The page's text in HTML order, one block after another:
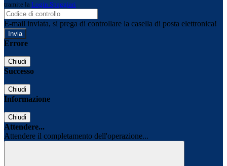
tramite la Login Spaggiari
E-mail inviata, si prega di controllare la casella di posta elettronica!
Errore
Chiudi
Successo
Chiudi
Informazione
Chiudi
Attendere...
Attendere il completamento dell'operazione...